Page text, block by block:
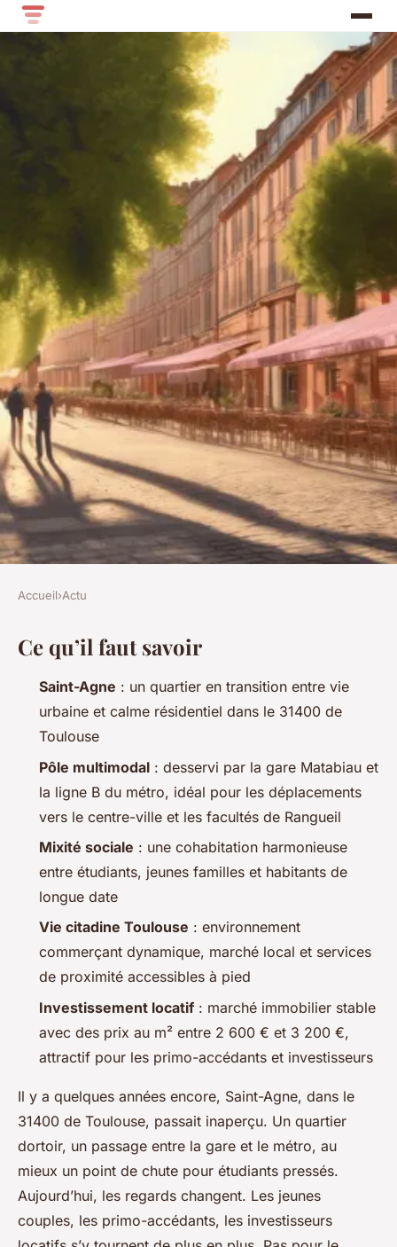
Saint-Agne : un quartier
populaire de Toulouse à
découvrir
Accueil›Actu
Ce qu’il faut savoir
Saint-Agne : un quartier en transition entre vie
urbaine et calme résidentiel dans le 31400 de
Toulouse
Pôle multimodal : desservi par la gare Matabiau et
la ligne B du métro, idéal pour les déplacements
vers le centre-ville et les facultés de Rangueil
Mixité sociale : une cohabitation harmonieuse
entre étudiants, jeunes familles et habitants de
longue date
Vie citadine Toulouse : environnement
commerçant dynamique, marché local et services
de proximité accessibles à pied
Investissement locatif : marché immobilier stable
avec des prix au m² entre 2 600 € et 3 200 €,
attractif pour les primo-accédants et investisseurs
Il y a quelques années encore, Saint-Agne, dans le
31400 de Toulouse, passait inaperçu. Un quartier
dortoir, un passage entre la gare et le métro, au
mieux un point de chute pour étudiants pressés.
Aujourd’hui, les regards changent. Les jeunes
couples, les primo-accédants, les investisseurs